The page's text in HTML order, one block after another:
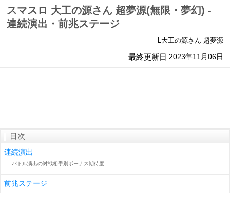
スマスロ 大工の源さん 超夢源(無限・夢幻) -
連続演出・前兆ステージ
L大工の源さん 超夢源
最終更新日 2023年11月06日
目次
連続演出
└バトル演出の対戦相手別ボーナス期待度
前兆ステージ